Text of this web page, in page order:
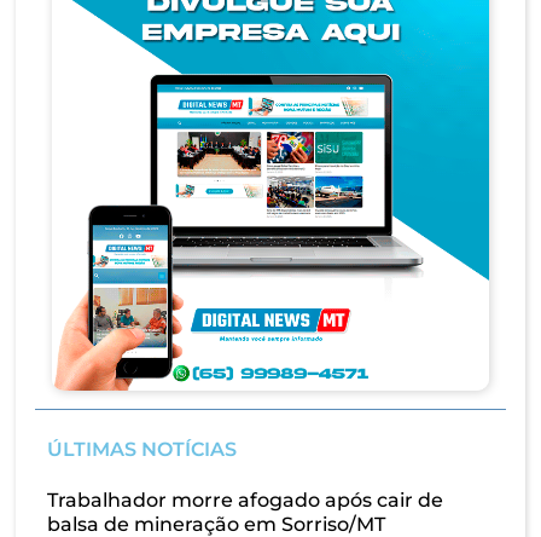
ÚLTIMAS NOTÍCIAS
Trabalhador morre afogado após cair de
balsa de mineração em Sorriso/MT